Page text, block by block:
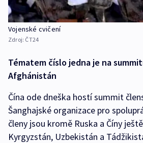
Vojenské cvičení
Zdroj: ČT24
Tématem číslo jedna je na
Afghánistán
Čína ode dneška hostí summit
Šanghajské organizace pro
členy jsou kromě Ruska a Číny
Kyrgyzstán, Uzbekistán a